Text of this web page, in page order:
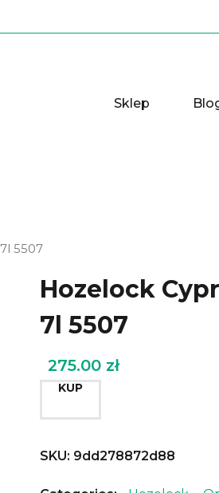
Sklep
5507
Hozelock
7l 5507
275.00 zł
KUP
SKU: 9dd278872d88